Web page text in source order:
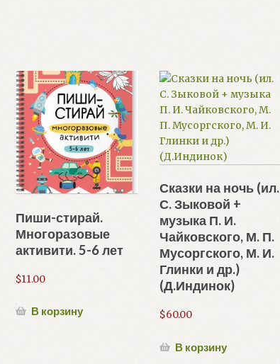
Пиши-стирай.
Многоразовые
активити. 5-6 лет
$11.00
В корзину
Сказки на ночь (ил.
С. Зыковой +
музыка П. И.
Чайковского, М. П.
Мусоргского, М. И.
Глинки и др.)
(Д.Индинок)
$60.00
В корзину